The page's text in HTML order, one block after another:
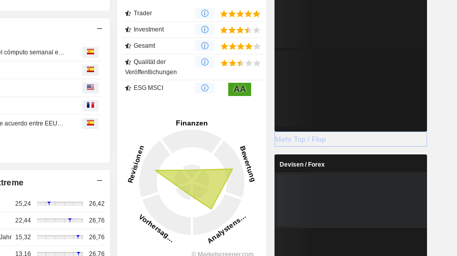
El IBEX 35 afloja a la espera del empleo de EEUU con el cómputo semanal en positivo
El IBEX 35 extiende racha alcista ante las esperanzas de acuerdo entre EEUU e Irán
25,24 26,42
22,44 26,76
15,32 26,76
13,16 26,76
Trader
Investment
Gesamt
Qualität der
Veröffentlichungen
ESG MSCI AA
Mehr Top / Flop
Devisen / Forex